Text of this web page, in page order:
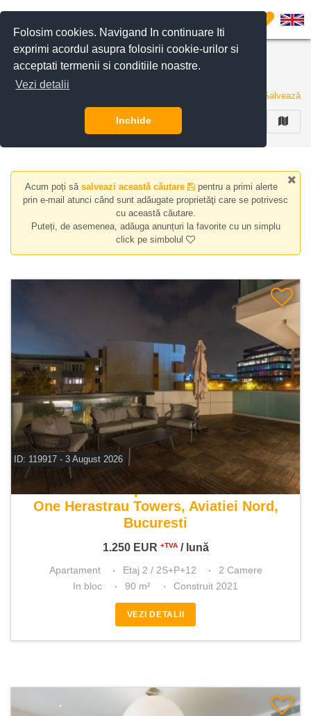
Folosim cookies. Navigand In continuare Iti
exprimi acordul asupra folosirii cookie-urilor si
acceptati termenii si conditiile noastre.
Vezi detalii
Inchide
0
Apartamente de inchiriat in zona Aviatiei Nord,
Salvează
Acum poți să salveazi această căutare
pentru a primi alerte
prin e-mail atunci când sunt adăugate proprietăţi care se potrivesc
cu această căutare.
Puteți, de asemenea, adăuga anunțuri la favorite cu un simplu
click pe simbolul
ID: 119917 - 3 August 2026
De inchiriat apartament 2 camere
One Herastrau Towers, Aviatiei Nord,
Bucuresti
1.250 EUR +TVA/ lună
Apartament Etaj 2 / 2S+P+12
2 Camere
In bloc
90 m² Construit 2021
VEZI DETALII